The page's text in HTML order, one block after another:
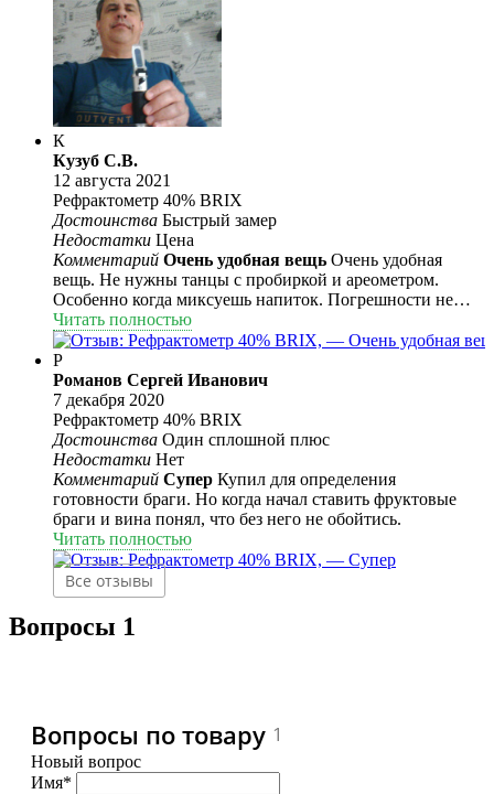
К
Кузуб С.В.
12 августа 2021
Рефрактометр 40% BRIX
Достоинства Быстрый замер
Недостатки Цена
Комментарий Очень удобная вещь Очень удобная
вещь. Не нужны танцы с пробиркой и ареометром.
Особенно когда миксуешь напиток. Погрешности не
заметил. Проверяется с помощью дистиллированной
воды. Единственный минус цена. Но если посмотреть
на сэкономленное время на замерах, то оно того стоит.
Читать полностью
Р
Романов Сергей Иванович
7 декабря 2020
Рефрактометр 40% BRIX
Достоинства Один сплошной плюс
Недостатки Нет
Комментарий Супер Купил для определения
готовности браги. Но когда начал ставить фруктовые
браги и вина понял, что без него не обойтись.
Читать полностью
Все отзывы
Вопросы 1
Вопросы по товару 1
Новый вопрос
Имя*